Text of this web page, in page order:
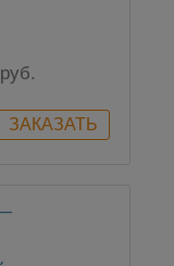
руб.